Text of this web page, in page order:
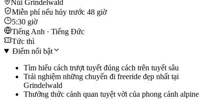
Núi Grindelwald
Miễn phí nếu hủy trước 48 giờ
5:30 giờ
Tiếng Anh · Tiếng Đức
Tức thì
Điểm nổi bật
Tìm hiểu cách trượt tuyết đúng cách trên tuyết sâu
Trải nghiệm những chuyến đi freeride đẹp nhất tại
Grindelwald
Thưởng thức cảnh quan tuyệt vời của phong cảnh alpine